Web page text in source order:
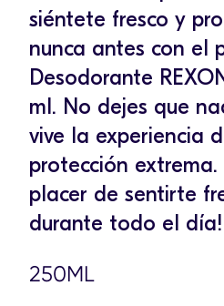
siéntete fresco y
nunca antes con el
Desodorante
ml. No dejes que
vive la experiencia
protección extrema.
placer de sentirte
durante todo el día!
250ML